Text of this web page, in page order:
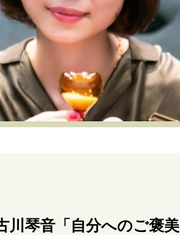
人生が動いた日 10代の挫折と原点
き方 独立という決断 大人の学び直し
変革の原動力 次世代へのバトン
川琴音「自分へのご褒美